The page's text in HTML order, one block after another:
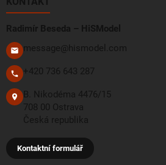
Radimír Beseda – HiSModel
message@hismodel.com
+420 736 643 287
B. Nikodéma 4476/15
708 00 Ostrava
Česká republika
Kontaktní formulář